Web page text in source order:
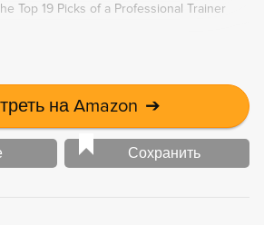
Top 19 Picks of a Professional Trainer
на Amazon ➔
Сохранить